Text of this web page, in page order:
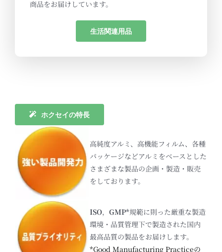
商品をお届けしています。
生活関連用品
ホクセイの特長
高純度アルミ、高機能フィルム、各種
パッケージなどアルミをベースとした
さまざまな製品の企画・製造・販売
をしております。
ISO， GMP*規範に則った厳重な製造
環境・品質管理下で製造された国内
最高品質の製品をお届けします。
*Good Manufacturing Practiceの